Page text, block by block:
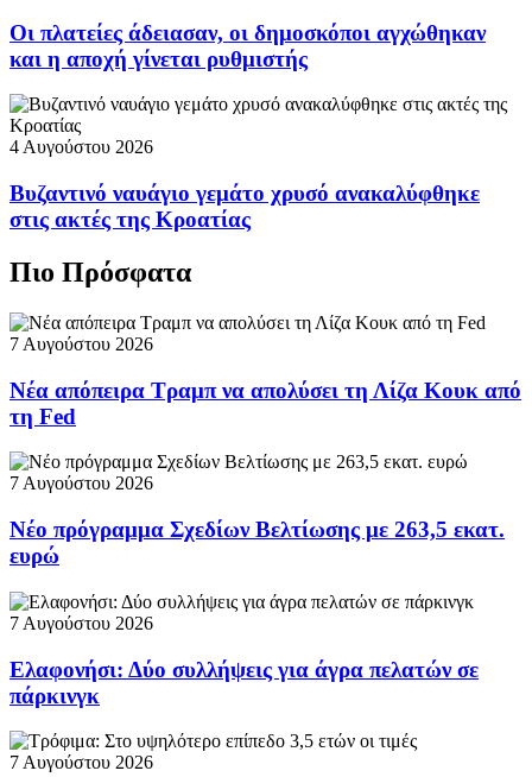
Οι πλατείες άδειασαν, οι δημοσκόποι αγχώθηκαν
και η αποχή γίνεται ρυθμιστής
4 Αυγούστου 2026
Βυζαντινό ναυάγιο γεμάτο χρυσό ανακαλύφθηκε
στις ακτές της Κροατίας
Πιο Πρόσφατα
7 Αυγούστου 2026
Νέα απόπειρα Τραμπ να απολύσει τη Λίζα Κουκ από
τη Fed
7 Αυγούστου 2026
Νέο πρόγραμμα Σχεδίων Βελτίωσης με 263,5 εκατ.
ευρώ
7 Αυγούστου 2026
Ελαφονήσι: Δύο συλλήψεις για άγρα πελατών σε
πάρκινγκ
7 Αυγούστου 2026